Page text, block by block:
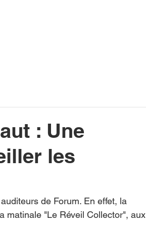
: Une
les
de Forum. En effet, la
matinale "Le Réveil Collector", aux